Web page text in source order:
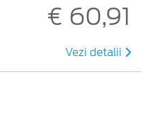
€ 60,91
Vezi detalii